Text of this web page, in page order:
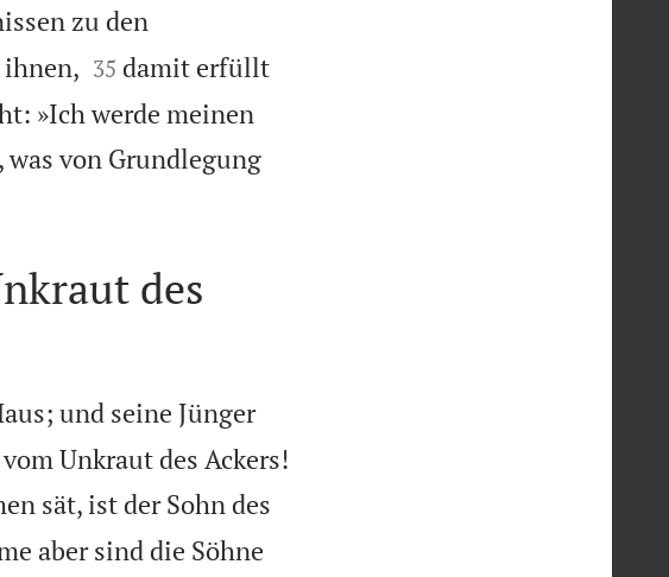
zu den
ihnen, 

35 damit erfüllt
»Ich werde meinen
von Grundlegung
des
und seine Jünger
Unkraut des Ackers!
sät, ist der Sohn des
aber sind die Söhne